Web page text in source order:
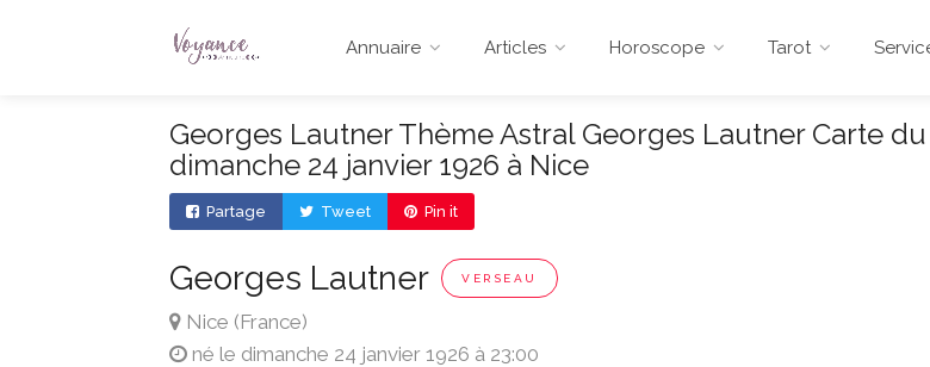
Annuaire Articles Horoscope Tarot
Georges Lautner Thème Astral Georges Lautner Carte
dimanche 24 janvier 1926 à Nice
Partage Tweet Pin it
Georges Lautner VERSEAU
Nice (France)
né le dimanche 24 janvier 1926 à 23:00